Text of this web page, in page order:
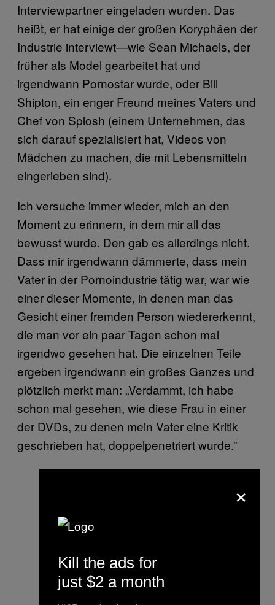
Interviewpartner eingeladen wurden. Das
heißt, er hat einige der großen Koryphäen der
Industrie interviewt—wie Sean Michaels, der
früher als Model gearbeitet hat und
irgendwann Pornostar wurde, oder Bill
Shipton, ein enger Freund meines Vaters und
Chef von Splosh (einem Unternehmen, das
sich darauf spezialisiert hat, Videos von
Mädchen zu machen, die mit Lebensmitteln
eingerieben sind).
Ich versuche immer wieder, mich an den
Moment zu erinnern, in dem mir all das
bewusst wurde. Den gab es allerdings nicht.
Dass mir irgendwann dämmerte, dass mein
Vater in der Pornoindustrie tätig war, war wie
einer dieser Momente, in denen man das
Gesicht einer fremden Person wiedererkennt,
die man vor ein paar Tagen schon mal
irgendwo gesehen hat. Die einzelnen Teile
ergeben irgendwann ein großes Ganzes und
plötzlich merkt man: „Verdammt, ich habe
schon mal gesehen, wie diese Frau in einer
der DVDs, zu denen mein Vater eine Kritik
geschrieben hat, doppelpenetriert wurde.”
×
Kill the ads for
just $2 a month